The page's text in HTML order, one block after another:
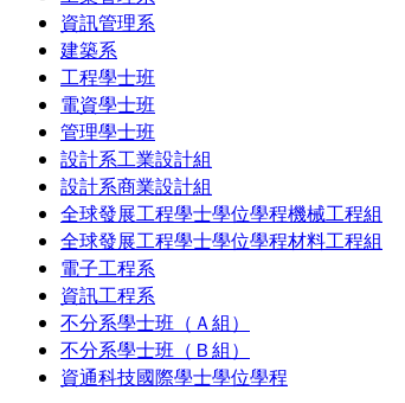
資訊管理系
建築系
工程學士班
電資學士班
管理學士班
設計系工業設計組
設計系商業設計組
全球發展工程學士學位學程機械工程組
全球發展工程學士學位學程材料工程組
電子工程系
資訊工程系
不分系學士班（Ａ組）
不分系學士班（Ｂ組）
資通科技國際學士學位學程